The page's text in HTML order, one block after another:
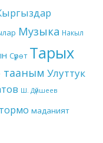
Музыка Накыл
Сүрөт Тарых
тааным Улуттук
Ш. Дүйшеев
маданият